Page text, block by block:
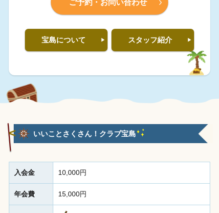
ご予約・お問い合わせ
宝島について スタッフ紹介
いいことさくさん！クラブ宝島
入会金 10,000円
年会費 15,000円